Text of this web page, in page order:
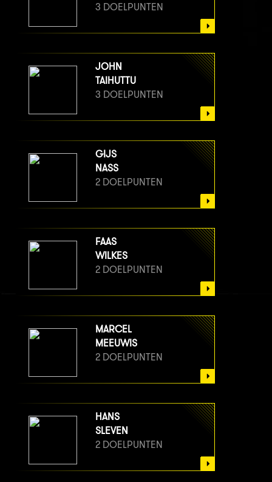
3 DOELPUNTEN
JOHN
TAIHUTTU
3 DOELPUNTEN
GIJS
NASS
2 DOELPUNTEN
FAAS
WILKES
2 DOELPUNTEN
MARCEL
MEEUWIS
2 DOELPUNTEN
HANS
SLEVEN
2 DOELPUNTEN